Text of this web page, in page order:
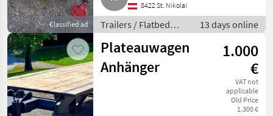
Classified ad
8422 St. Nikolai
Trailers / Flatbed
trailers
13 days online
Plateauwagen
Anhänger
1.000
€
VAT not
applicable
Old Price
1.300 €